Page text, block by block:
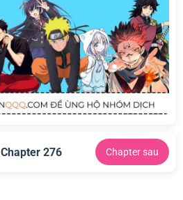
Chapter 276 Chapter sau